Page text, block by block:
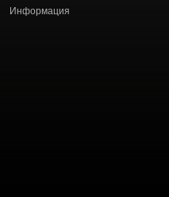
Информация